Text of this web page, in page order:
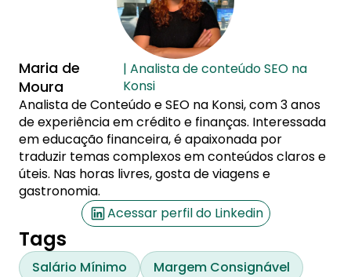
Maria de
Moura
| Analista de conteúdo SEO na
Konsi
Analista de Conteúdo e SEO na Konsi, com 3 anos
de experiência em crédito e finanças. Interessada
em educação financeira, é apaixonada por
traduzir temas complexos em conteúdos claros e
úteis. Nas horas livres, gosta de viagens e
gastronomia.
Acessar perfil do Linkedin
Tags
Salário Mínimo
Margem Consignável